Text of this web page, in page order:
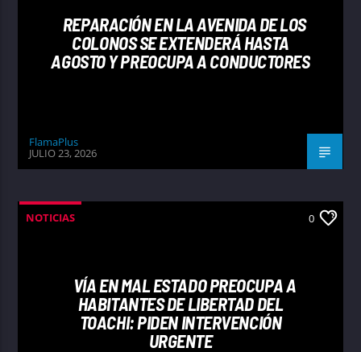
REPARACIÓN EN LA AVENIDA DE LOS
COLONOS SE EXTENDERÁ HASTA
AGOSTO Y PREOCUPA A CONDUCTORES
FlamaPlus
JULIO 23, 2026
NOTICIAS 0
VÍA EN MAL ESTADO PREOCUPA A
HABITANTES DE LIBERTAD DEL
TOACHI: PIDEN INTERVENCIÓN
URGENTE